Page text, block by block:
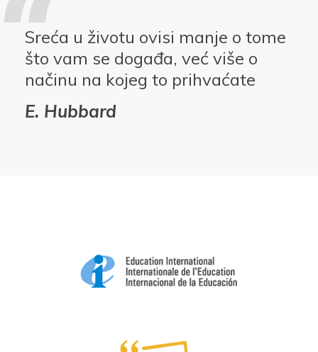
Sreća u životu ovisi manje o tome
što vam se događa, već više o
načinu na kojeg to prihvaćate
E. Hubbard